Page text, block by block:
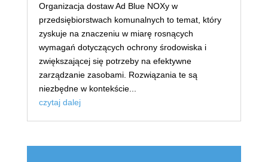
Organizacja dostaw Ad Blue NOXy w
przedsiębiorstwach komunalnych to temat, który
zyskuje na znaczeniu w miarę rosnących
wymagań dotyczących ochrony środowiska i
zwiększającej się potrzeby na efektywne
zarządzanie zasobami. Rozwiązania te są
niezbędne w kontekście...
czytaj dalej